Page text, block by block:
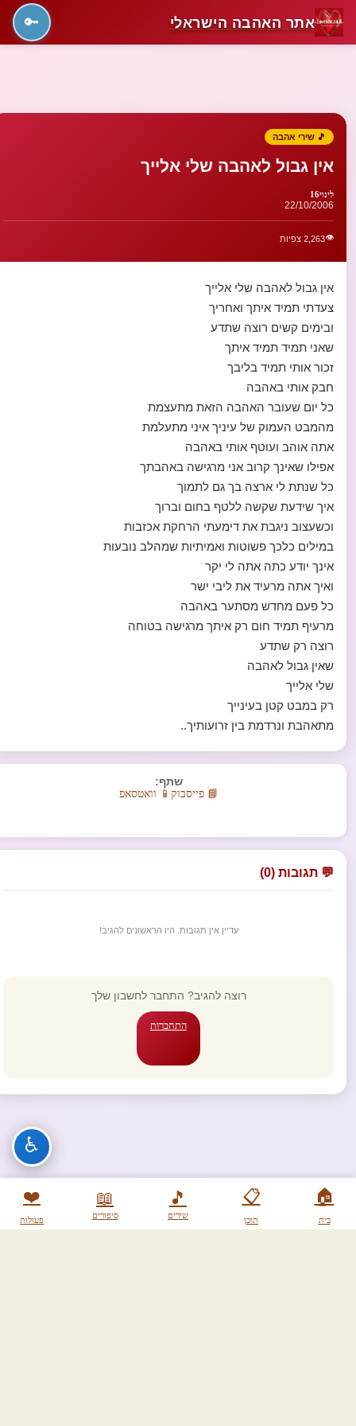
אתר האהבה הישראלי 🔑
🏠
בית
📋
תוכן
🎵
שירים
📖
סיפורים
❤️
פעולות
🎵 שירי אהבה
אין גבול לאהבה שלי אלייך
לינוי16
22/10/2006
👁️2,263 צפיות
אין גבול לאהבה שלי אלייך
צעדתי תמיד איתך ואחריך
ובימים קשים רוצה שתדע
שאני תמיד תמיד איתך
זכור אותי תמיד בליבך
חבק אותי באהבה
כל יום שעובר האהבה הזאת מתעצמת
מהמבט העמוק של עיניך איני מתעלמת
אתה אוהב ועוטף אותי באהבה
אפילו שאינך קרוב אני מרגישה באהבתך
כל שנתת לי ארצה בך גם לתמוך
איך שידעת שקשה ללטף בחום וברוך
וכשעצוב ניגבת את דימעתי הרחקת אכזבות
במילים כלכך פשוטות ואמיתיות שמהלב נובעות
אינך יודע כתה אתה לי יקר
ואיך אתה מרעיד את ליבי ישר
כל פעם מחדש מסתער באהבה
מרעיף תמיד חום רק איתך מרגישה בטוחה
רוצה רק שתדע
שאין גבול לאהבה
שלי אלייך
רק במבט קטן בעינייך
מתאהבת ונרדמת בין זרועותיך..
שתף:
📘 פייסבוק 📱 וואטסאפ
💬 תגובות (0)
עדיין אין תגובות. היו הראשונים להגיב!
רוצה להגיב? התחבר לחשבון שלך
התחברות
♿